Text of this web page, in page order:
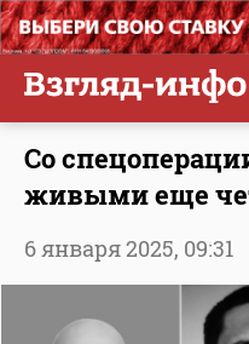
Со
живыми еще
6 января 2025, 09:31